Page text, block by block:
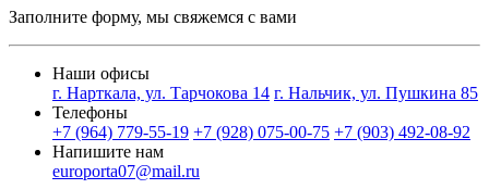
Заполните форму, мы свяжемся с вами
Наши офисы
г. Нарткала, ул. Тарчокова 14 г. Нальчик, ул. Пушкина 85
Телефоны
+7 (964) 779-55-19 +7 (928) 075-00-75 +7 (903) 492-08-92
Напишите нам
europorta07@mail.ru